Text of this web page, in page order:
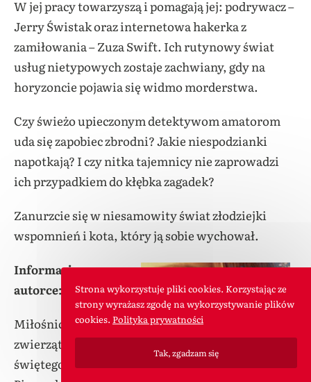
W jej pracy towarzyszą i pomagają jej: podrywacz –
Jerry Świstak oraz internetowa hakerka z
zamiłowania – Zuza Swift. Ich rutynowy świat
usług nietypowych zostaje zachwiany, gdy na
horyzoncie pojawia się widmo morderstwa.
Czy świeżo upieczonym detektywom amatorom
uda się zapobiec zbrodni? Jakie niespodzianki
napotkają? I czy nitka tajemnicy nie zaprowadzi
ich przypadkiem do kłębka zagadek?
Zanurzcie się w niesamowity świat złodziejki
wspomnień i kota, który ją sobie wychował.
Informacja o
autorce:
Miłośniczka
zwierząt, kawy i
świętego spokoju.
Strona wykorzystuje pliki cookies. Korzystając ze
strony wyrażasz zgodę na wykorzystywanie plików
cookies. Polityka prywatności
Tak, zgadzam się